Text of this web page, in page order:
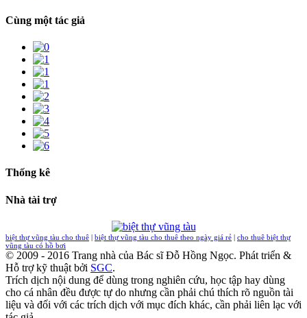
Cùng một tác giả
Thống kê
Nhà tài trợ
biệt thự vũng tàu cho thuê | biệt thự vũng tàu cho thuê theo ngày giá rẻ | cho thuê biệt thự
vũng tàu có hồ bơi
© 2009 - 2016 Trang nhà của Bác sĩ Đỗ Hồng Ngọc. Phát triển &
Hỗ trợ kỹ thuật bởi SGC.
Trích dịch nội dung để dùng trong nghiên cứu, học tập hay dùng
cho cá nhân đều được tự do nhưng cần phải chú thích rõ nguồn tài
liệu và đối với các trích dịch với mục đích khác, cần phải liên lạc với